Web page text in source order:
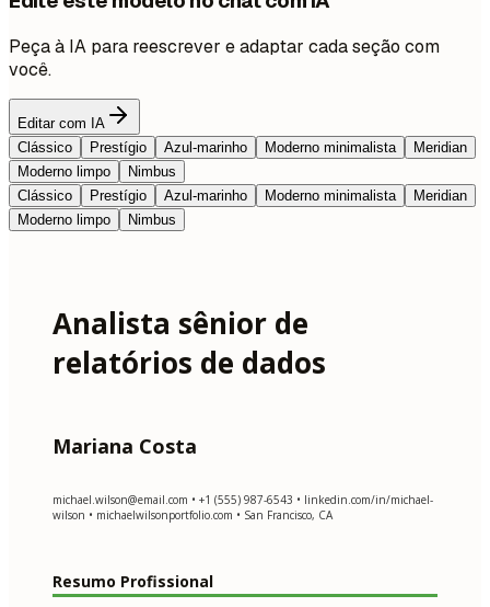
Peça à IA para reescrever e adaptar cada seção com
você.
Editar com IA
Clássico
Prestígio Azul-marinho Moderno minimalista
Meridian
Moderno limpo
Nimbus
Clássico
Prestígio Azul-marinho Moderno minimalista
Meridian
Moderno limpo
Nimbus
Analista sênior de
relatórios de dados
Mariana Costa
michael.wilson@email.com • +1 (555) 987-6543 • linkedin.com/in/michael-
wilson • michaelwilsonportfolio.com • San Francisco, CA
Resumo Profissional